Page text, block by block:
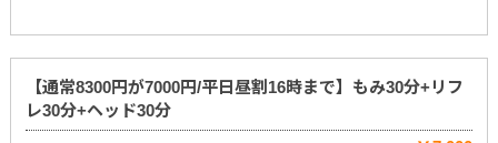
【通常8300円が7000円/平日昼割16時まで】もみ30分+リフ
レ30分+ヘッド30分